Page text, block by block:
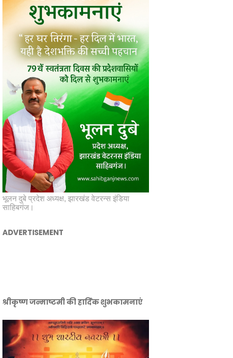
भूलन दुबे प्रदेश अध्यक्ष, झारखंड वेटरन्स इंडिया
साहिबगंज।
ADVERTISEMENT
श्रीकृष्ण जन्माष्टमी की हार्दिक शुभकामनाएं